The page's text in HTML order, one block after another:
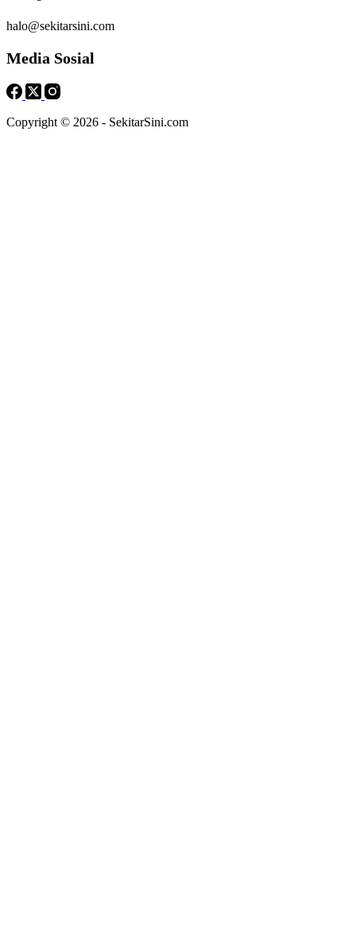
halo@sekitarsini.com
Media Sosial
Copyright © 2026 - SekitarSini.com